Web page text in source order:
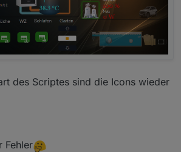
des Scriptes sind die Icons wieder
Fehler